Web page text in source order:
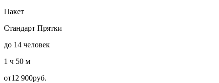
Пакет
Стандарт Прятки
до 14 человек
1 ч 50 м
от12 900руб.